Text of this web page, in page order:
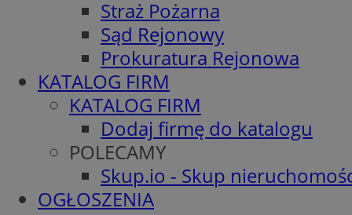
Straż Pożarna
Sąd Rejonowy
Prokuratura Rejonowa
KATALOG FIRM
KATALOG FIRM
Dodaj firmę do katalogu
POLECAMY
Skup.io - Skup
OGŁOSZENIA